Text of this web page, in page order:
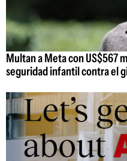
Multan a Meta con US$567
seguridad infantil contra el